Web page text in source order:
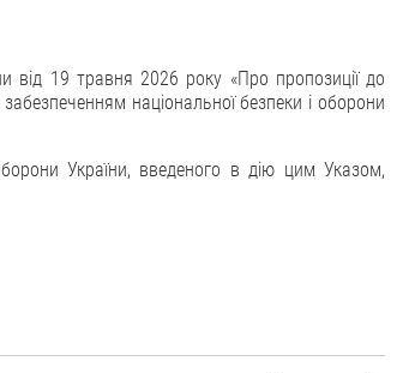
від 19 травня 2026 року «Про пропозиції до
національної безпеки і оборони
України, введеного в дію цим Указом,